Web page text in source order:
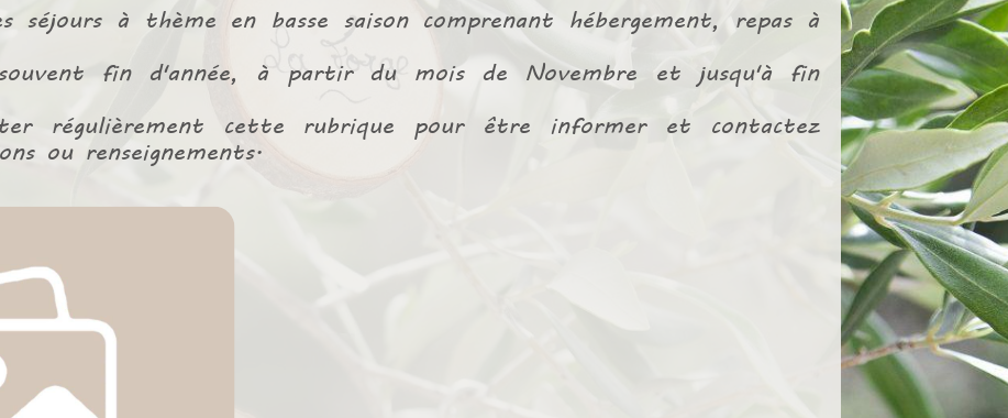
séjours à thème en basse saison comprenant hébergement, repas à
fin d'année, à partir du mois de Novembre et jusqu'à fin
régulièrement cette rubrique pour être informer et contactez
ou renseignements.